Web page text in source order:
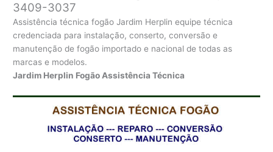
3409-3037
Assistência técnica fogão Jardim Herplin equipe técnica
credenciada para instalação, conserto, conversão e
manutenção de fogão importado e nacional de todas as
marcas e modelos.
Jardim Herplin Fogão Assistência Técnica